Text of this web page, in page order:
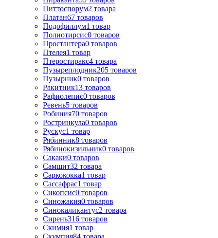
Питтоспорум2 товара
Платан67 товаров
Подофиллум1 товар
Полиотирсис0 товаров
Простантера0 товаров
Птелея1 товар
Птеростиракс4 товара
Пузыреплодник205 товаров
Пузырник0 товаров
Ракитник13 товаров
Рафиолепис0 товаров
Ревень5 товаров
Робиния70 товаров
Ростринкула0 товаров
Рускус1 товар
Рябинник8 товаров
Рябинокизильник0 товаров
Сакаки0 товаров
Самшит32 товара
Саркококка1 товар
Сассафрас1 товар
Сикопсис0 товаров
Синожакия0 товаров
Синокаликантус2 товара
Сирень316 товаров
Скимия1 товар
Скумпия84 товара